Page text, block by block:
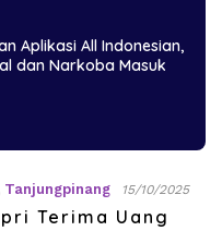
Aplikasi All Indonesian,
dan Narkoba Masuk
Tanjungpinang 15/10/2025
Terima Uang